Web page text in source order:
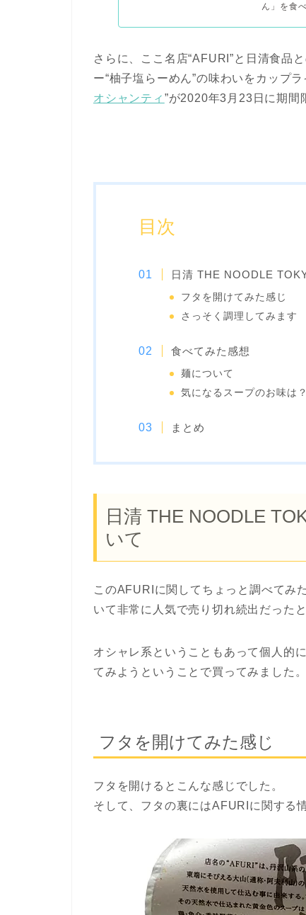
ん」を食
さらに、ここ名店“AFURI”と日清食品
ー“柚子塩らーめん”の味わいをカップ
オシャンティ ”が2020年3月23日に期間
目次
日清 THE NOODLE
フタを開けてみた感じ
さっそく調理してみます
食べてみた感想
麺について
気になるスープのお味は？
まとめ
日清 THE NOODLE
いて
このAFURIに関してちょっと調べてみ
いて非常に人気で売り切れ続出だった
オシャレ系ということもあって個人的
てみようということで買ってみました。
フタを開けてみた感じ
フタを開けるとこんな感じでした。
そして、フタの裏にはAFURIに関する